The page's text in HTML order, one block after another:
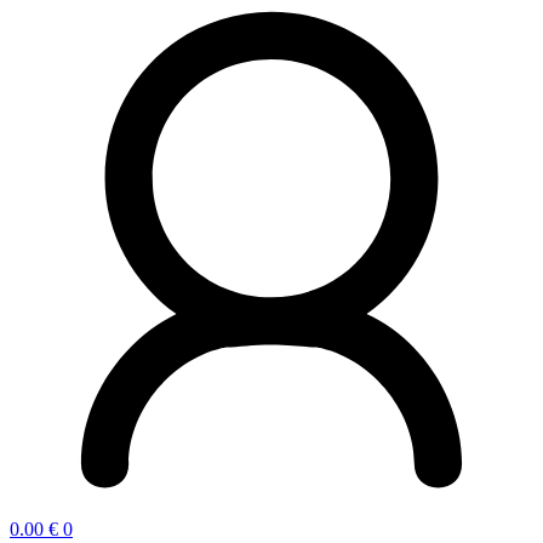
0.00 € 0